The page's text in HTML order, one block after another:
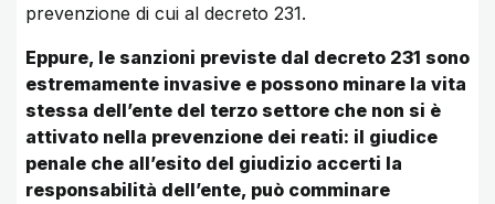
prevenzione di cui al decreto 231.
Eppure, le sanzioni previste dal decreto 231 sono
estremamente invasive e possono minare la vita
stessa dell’ente del terzo settore che non si è
attivato nella prevenzione dei reati: il giudice
penale che all’esito del giudizio accerti la
responsabilità dell’ente, può comminare